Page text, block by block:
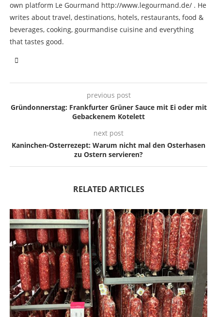
own platform Le Gourmand http://www.legourmand.de/ . He
writes about travel, destinations, hotels, restaurants, food &
beverages, cooking, gourmandise cuisine and everything
that tastes good.
previous post
Gründonnerstag: Frankfurter Grüner Sauce mit Ei oder mit
Gebackenem Kotelett
next post
Kaninchen-Osterrezept: Warum nicht mal den Osterhasen
zu Ostern servieren?
RELATED ARTICLES